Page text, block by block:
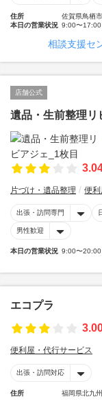
住所
佐賀県鳥栖
本日の営業状況 9:00〜17:00
相談支援セ
店舗公式
遺品・生前整理リ
片づけ・遺品整理 便
出張・訪問専門
男性歓迎
本日の営業状況 9:00〜20:00
エコプラ
便利屋・代行サービス
出張・訪問対応
住所 福岡県北九